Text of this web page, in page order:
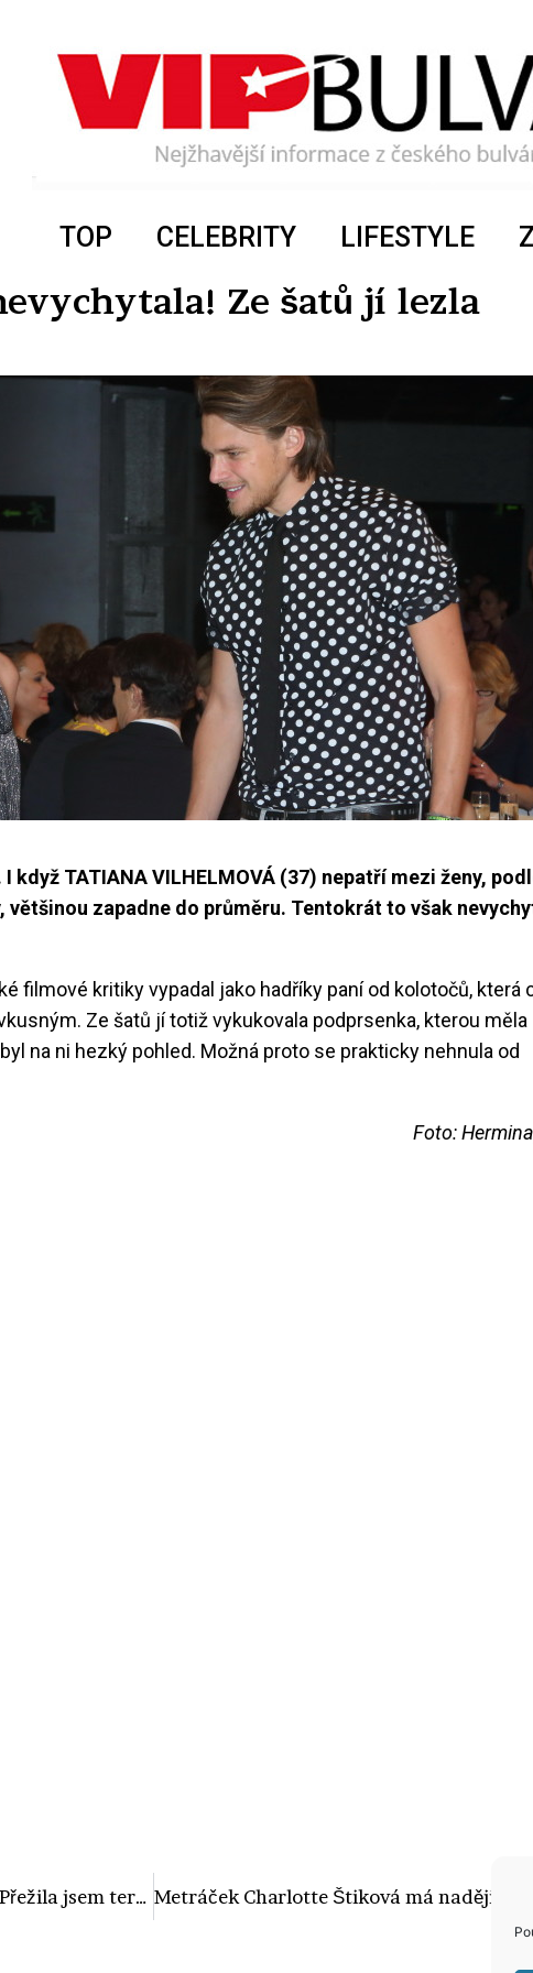
TOP CELEBRITY LIFESTYLE
Ze šatů jí lezla
když TATIANA VILHELMOVÁ (37) nepatří mezi ženy,
většinou zapadne do průměru. Tentokrát to však
filmové kritiky vypadal jako hadříky paní od kolotočů, která
Ze šatů jí totiž vykukovala podprsenka, kterou měla
na ni hezký pohled. Možná proto se prakticky nehnula od
Foto:
Přiznání, ze kterého mrazí: Přežila jsem teroristický útok!